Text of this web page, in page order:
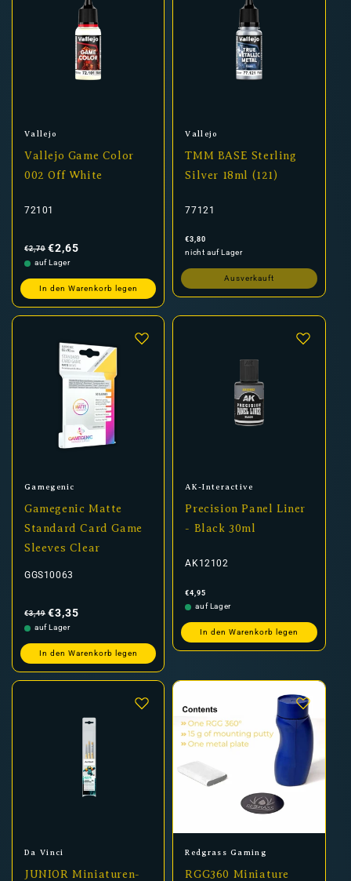
Anbieter:
Vallejo
Vallejo Game Color
002 Off White
72101
Preis
€2,70 €2,65
auf Lager
In den Warenkorb legen
Anbieter:
Vallejo
TMM BASE Sterling
Silver 18ml (121)
77121
Normaler
Preis
€3,80
nicht auf Lager
Ausverkauft
Anbieter:
Gamegenic
Gamegenic Matte
Standard Card Game
Sleeves Clear
GGS10063
Preis
€3,49 €3,35
auf Lager
In den Warenkorb legen
Anbieter:
AK-Interactive
Precision Panel Liner
- Black 30ml
AK12102
Normaler
Preis
€4,95
auf Lager
In den Warenkorb legen
Anbieter:
Da Vinci
JUNIOR Miniaturen-
Anbieter:
Redgrass Gaming
RGG360 Miniature